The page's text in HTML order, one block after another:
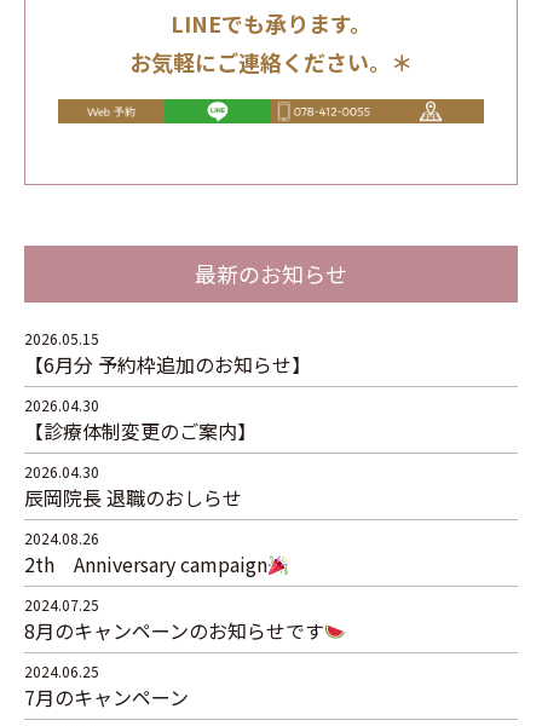
LINEでも承ります。
お気軽にご連絡ください。＊
最新のお知らせ
2026.05.15
【6月分 予約枠追加のお知らせ】
2026.04.30
【診療体制変更のご案内】
2026.04.30
辰岡院長 退職のおしらせ
2024.08.26
2th Anniversary campaign
2024.07.25
8月のキャンペーンのお知らせです
2024.06.25
7月のキャンペーン